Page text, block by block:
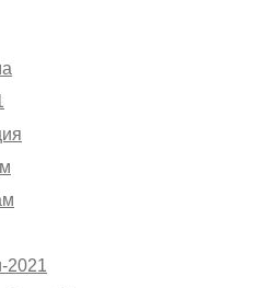
2021